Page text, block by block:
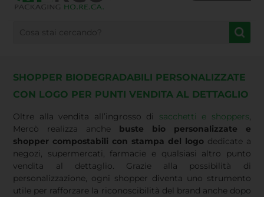
SHOPPER BIODEGRADABILI PERSONALIZZATE
CON LOGO PER PUNTI VENDITA AL DETTAGLIO
Oltre alla vendita all’ingrosso di sacchetti e shoppers,
Mercò realizza anche
buste bio personalizzate e
shopper compostabili con stampa del logodedicate a
negozi, supermercati, farmacie e qualsiasi altro punto
vendita al dettaglio. Grazie alla possibilità di
personalizzazione, ogni shopper diventa uno strumento
utile per rafforzare la riconoscibilità del brand anche dopo